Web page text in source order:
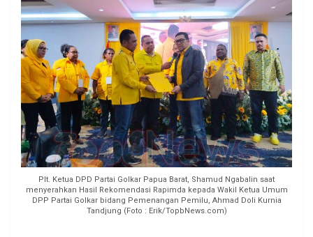
Plt. Ketua DPD Partai Golkar Papua Barat, Shamud Ngabalin saat
menyerahkan Hasil Rekomendasi Rapimda kepada Wakil Ketua Umum
DPP Partai Golkar bidang Pemenangan Pemilu, Ahmad Doli Kurnia
Tandjung (Foto : Erik/TopbNews.com)